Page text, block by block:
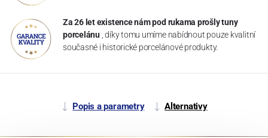
Za 26 let existence nám pod rukama prošly tuny
porcelánu , díky tomu umíme nabídnout pouze kvalitní
současné i historické porcelánové produkty.
Popis a parametry Alternativy